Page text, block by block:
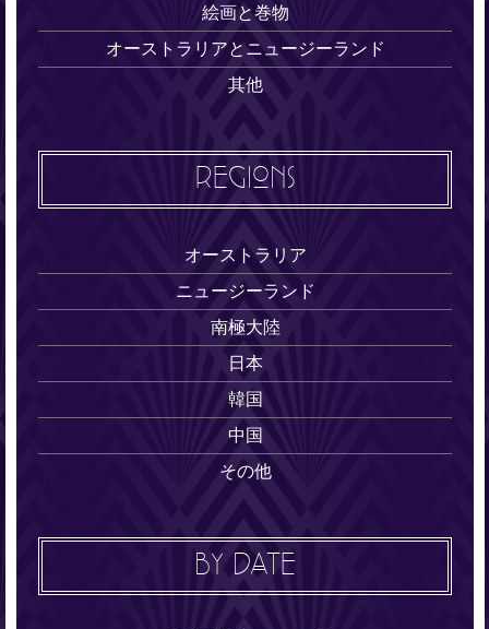
絵画と巻物
オーストラリアとニュージーランド
其他
REGIONS
オーストラリア
ニュージーランド
南極大陸
日本
韓国
中国
その他
BY DATE